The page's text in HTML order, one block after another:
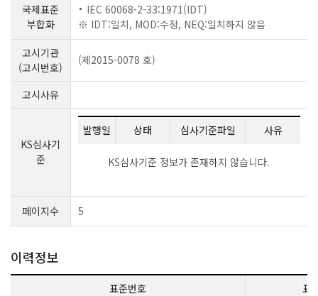
국제표준
부합화
IEC 60068-2-33:1971(IDT)
※ IDT:일치, MOD:수정, NEQ:일치하지 않음
고시기관
(고시번호)
(제2015-0078 호)
고시사유
KS심사기
준
발행일 상태 심사기준파일 사유
KS심사기준 정보가 존재하지 않습니다.
페이지수 5
이력정보
표준번호 표